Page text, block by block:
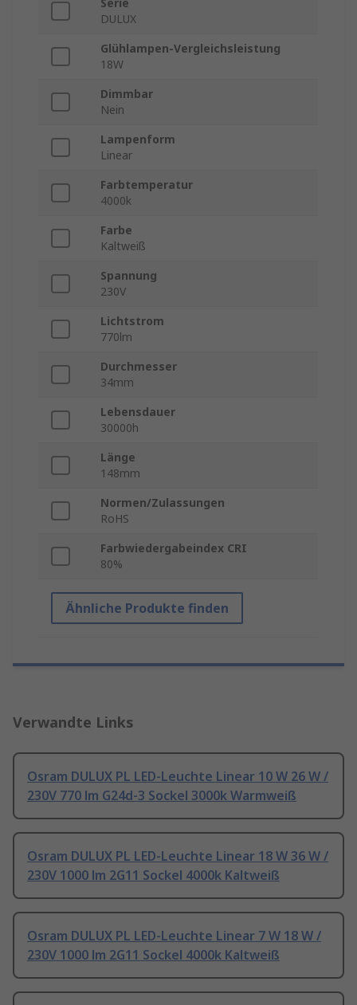
Serie
DULUX
Glühlampen-Vergleichsleistung
18W
Dimmbar
Nein
Lampenform
Linear
Farbtemperatur
4000k
Farbe
Kaltweiß
Spannung
230V
Lichtstrom
770lm
Durchmesser
34mm
Lebensdauer
30000h
Länge
148mm
Normen/Zulassungen
RoHS
Farbwiedergabeindex CRI
80%
Ähnliche Produkte finden
Verwandte Links
Osram DULUX PL LED-Leuchte Linear 10 W 26 W /
230V 770 lm G24d-3 Sockel 3000k Warmweiß
Osram DULUX PL LED-Leuchte Linear 18 W 36 W /
230V 1000 lm 2G11 Sockel 4000k Kaltweiß
Osram DULUX PL LED-Leuchte Linear 7 W 18 W /
230V 1000 lm 2G11 Sockel 4000k Kaltweiß